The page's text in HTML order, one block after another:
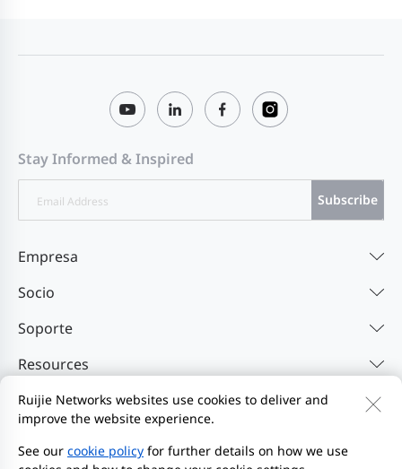
Stay Informed & Inspired
Subscribe
Empresa
Socio
Soporte
Resources
Contáctenos Feedback
Política de privacidad
Acuerdo de usuario del sitio web
Privacy Inquiries
Ruijie Networks websites use cookies to deliver and
improve the website experience.
See our cookie policy for further details on how we use